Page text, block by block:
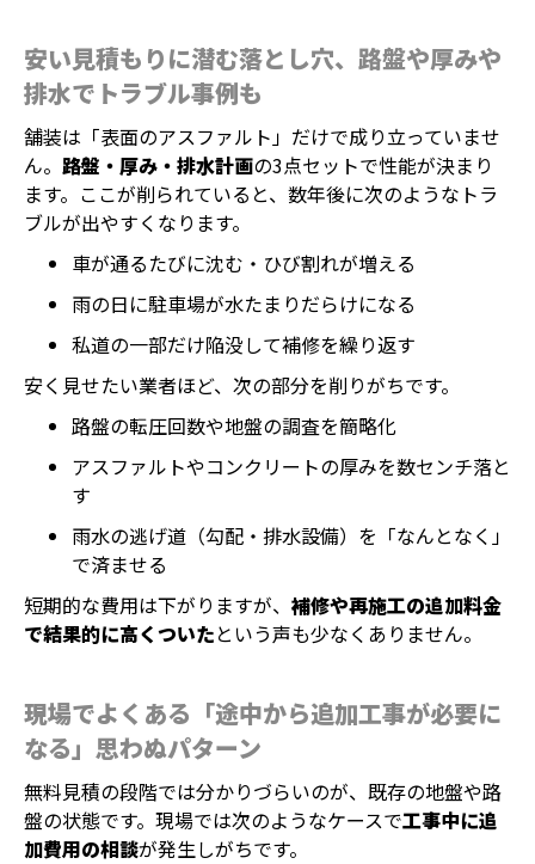
安い見積もりに潜む落とし穴、路盤や厚みや
排水でトラブル事例も
舗装は「表面のアスファルト」だけで成り立っていませ
ん。 路盤・厚み・排水計画の3点セットで性能が決まり
ます。ここが削られていると、数年後に次のようなトラ
ブルが出やすくなります。
車が通るたびに沈む・ひび割れが増える
雨の日に駐車場が水たまりだらけになる
私道の一部だけ陥没して補修を繰り返す
安く見せたい業者ほど、次の部分を削りがちです。
路盤の転圧回数や地盤の調査を簡略化
アスファルトやコンクリートの厚みを数センチ落と
す
雨水の逃げ道（勾配・排水設備）を「なんとなく」
で済ませる
短期的な費用は下がりますが、 補修や再施工の追加料金
で結果的に高くついたという声も少なくありません。
現場でよくある「途中から追加工事が必要に
なる」思わぬパターン
無料見積の段階では分かりづらいのが、既存の地盤や路
盤の状態です。現場では次のようなケースで工事中に追
加費用の相談が発生しがちです。